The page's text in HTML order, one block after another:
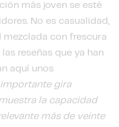
más joven se esté
No es casualidad,
con frescura
reseñas que ya han
aquí unos
importante gira
la capacidad
más de veinte